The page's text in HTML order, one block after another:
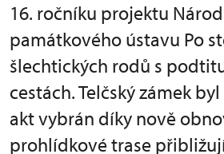
16. ročníku projektu
památkového ústavu Po
šlechtických rodů s
cestách. Telčský zámek
akt vybrán díky nově
prohlídkové trase